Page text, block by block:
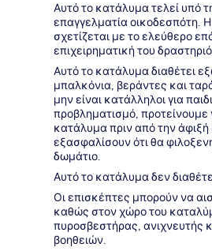
Αυτό το κατάλυμα τελεί υπό
επαγγελματία οικοδεσπότη.
σχετίζεται με το ελεύθερο
επιχειρηματική του
Αυτό το κατάλυμα διαθέτει
μπαλκόνια, βεράντες και
μην είναι κατάλληλοι για
προβληματισμό,
κατάλυμα πριν από την άφιξή
εξασφαλίσουν ότι θα
δωμάτιο.
Αυτό το κατάλυμα δεν
Οι επισκέπτες μπορούν να
καθώς στον χώρο του
πυροσβεστήρας, ανιχνευτής
βοηθειών.